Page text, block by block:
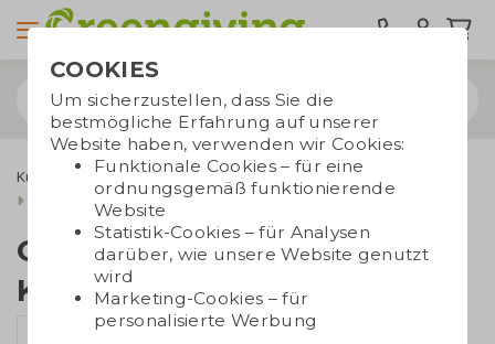
Kugelschreiber
Bambus Kugelschreiber
Gewölbte Bambus-Kugelschreiber
Gewölbte Bambus-
Kugelschreiber
COOKIES
Um sicherzustellen, dass Sie die
bestmögliche Erfahrung auf unserer
Website haben, verwenden wir Cookies:
Funktionale Cookies – für eine
ordnungsgemäß funktionierende
Website
Statistik-Cookies – für Analysen
darüber, wie unsere Website genutzt
wird
Marketing-Cookies – für
personalisierte Werbung